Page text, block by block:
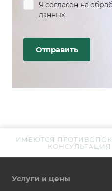
Я согласен на
данных
ИМЕЮТСЯ
Услуги и цены